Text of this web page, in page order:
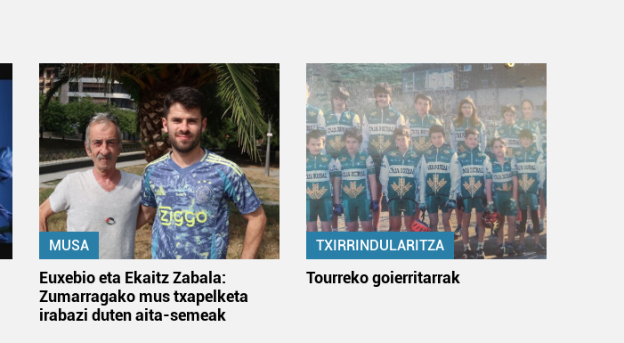
MUSA
Euxebio eta Ekaitz Zabala:
Zumarragako mus txapelketa
irabazi duten aita-semeak
TXIRRINDULARITZA
Tourreko goierritarrak